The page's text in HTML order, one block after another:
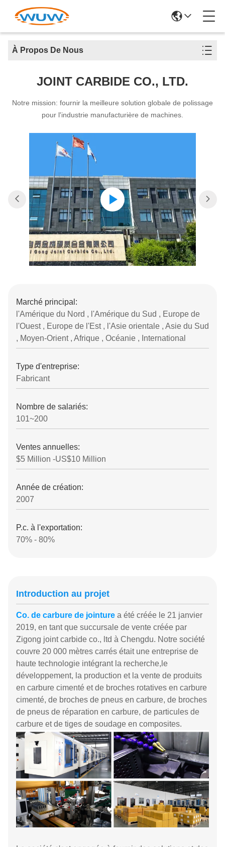
À Propos De Nous
JOINT CARBIDE CO., LTD.
Notre mission: fournir la meilleure solution globale de polissage
pour l'industrie manufacturière de machines.
Marché principal:
l'Amérique du Nord , l'Amérique du Sud , Europe de
l'Ouest , Europe de l'Est , l'Asie orientale , Asie du Sud
, Moyen-Orient , Afrique , Océanie , International
Type d'entreprise:
Fabricant
Nombre de salariés:
101~200
Ventes annuelles:
$5 Million -US$10 Million
Année de création:
2007
P.c. à l'exportation:
70% - 80%
Introduction au projet
Co. de carbure de jointure a été créée le 21 janvier
2019, en tant que succursale de vente créée par
Zigong joint carbide co., ltd à Chengdu. Notre société
couvre 20 000 mètres carrés était une entreprise de
haute technologie intégrant la recherche,le
développement, la production et la vente de produits
en carbure cimenté et de broches rotatives en carbure
cimenté, de broches de pneus en carbure, de broches
de pneus de réparation en carbure, de particules de
carbure et de tiges de soudage en composites.